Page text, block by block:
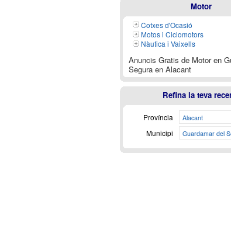
Motor
Cotxes d'Ocasió
Motos i Ciclomotors
Nàutica i Vaixells
Anuncis Gratis de Motor en
Segura en Alacant
Refina la teva
Província Alacant
Municipi Guardamar del